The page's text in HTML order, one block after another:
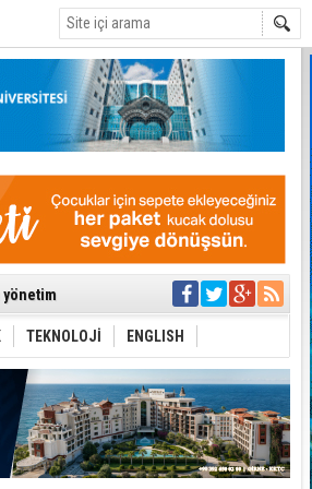
yönetim
arasında
Yasası
TEKNOLOJİ ENGLISH